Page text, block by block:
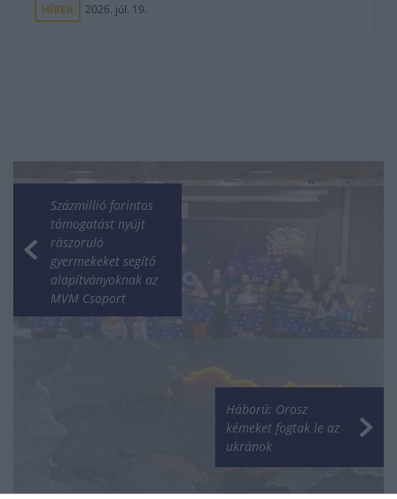
HÍREK 2026. júl. 19.
Százmillió forintos
támogatást nyújt
rászoruló
gyermekeket segítő
alapítványoknak az
MVM Csoport
Háború: Orosz
kémeket fogtak le az
ukránok